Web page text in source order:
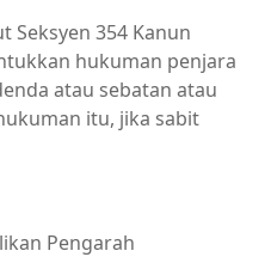
Seksyen 354 Kanun
hukuman penjara
atau sebatan atau
itu, jika sabit
Pengarah